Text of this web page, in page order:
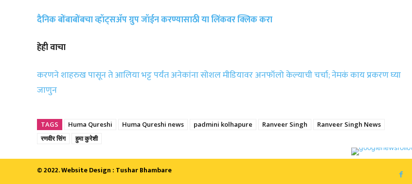
दैनिक बोंबाबोंबचा व्हॉट्सॲप ग्रुप जॉईन करण्यासाठी या लिंकवर क्लिक करा
हेही वाचा
करणने शाहरुख पासून ते आलिया भट्ट पर्यंत अनेकांना सोशल मीडियावर अनफॉलो केल्याची चर्चा; नेमकं काय प्रकरण घ्या
जाणुन
TAGS Huma Qureshi Huma Qureshi news padmini kolhapure Ranveer Singh
Ranveer Singh News
रणवीर सिंग
हुमा कुरेशी
© 2022. Website Design : Tushar Bhambare